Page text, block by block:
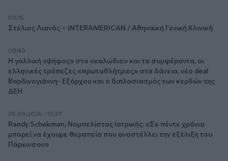
09:15
Στέλιος Λιανός – INTERAMERICAN / Αθηναϊκή Γενική Κλινική
08:40
Η γαλλική «ψήφος» στο «καλώδιο» και τα συμφέροντα, οι
ελληνικές τράπεζες «πρωταθλήτριες» στα δάνεια, νέο deal
Βαρδινογιάννη- Εξάρχου και ο διπλασιασμός των κερδών της
ΔΕΗ
05.08.2026 - 13:37
Randy Schekman, Νομπελίστας Ιατρικής: «Σε πέντε χρόνια
μπορεί να έχουμε θεραπεία που αναστέλλει την εξέλιξη του
Πάρκινσον»